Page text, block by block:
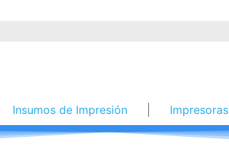
Insumos de Impresión Impresoras